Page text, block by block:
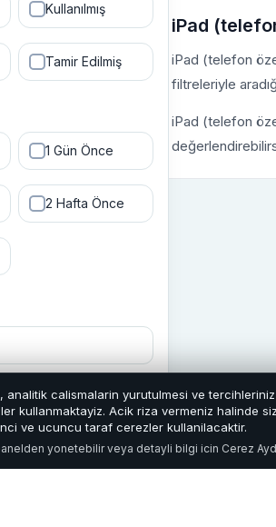
Kullanılmış
Tamir Edilmiş
1 Gün Önce
2 Hafta Önce
iPad
iPad (telefon
filtreleriyle
iPad (telefon
analitik calismalarin yurutulmesi ve
kullanmaktayiz. Acik riza vermeniz halinde
ve ucuncu taraf cerezler kullanilacaktir.
yonetebilir veya detayli bilgi icin Cerez